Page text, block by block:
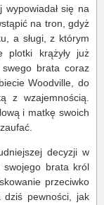
wypowiadał się na
na tron, gdyż
a sługi, z którym
plotki krążyły już
swego brata coraz
Woodville, do
z wzajemnością.
i matkę swoich
decyzji w
swojego brata król
przeciwko
dziś pewności, jak